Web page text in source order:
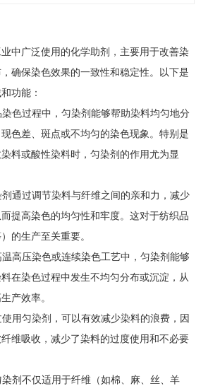
中广泛使用的化学助剂，主要用于改善染
确保染色效果的一致性和稳定性。以下是
功能：
色过程中，匀染剂能够帮助染料均匀地分
色差、斑点或不均匀的染色现象。特别是
料或酸性染料时，匀染剂的作用尤为显
通过调节染料与纤维之间的亲和力，减少
提高染色的均匀性和牢度。这对于纺织品
的生产至关重要。
高压染色或连续染色工艺中，匀染剂能够
在染色过程中发生不均匀分布或沉淀，从
产效率。
用匀染剂，可以有效减少染料的浪费，因
维吸收，减少了染料的过度使用和不必要
剂不仅适用于纤维（如棉、麻、丝、羊